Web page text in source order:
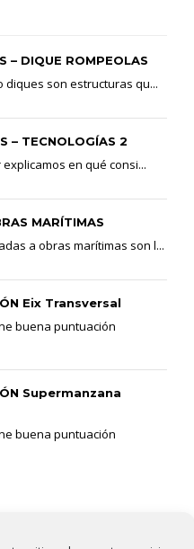
– DIQUE ROMPEOLAS
diques son estructuras qu...
– TECNOLOGÍAS 2
en qué consi...
MARÍTIMAS
a obras marítimas son l...
Eix Transversal
buena puntuación
Supermanzana
buena puntuación